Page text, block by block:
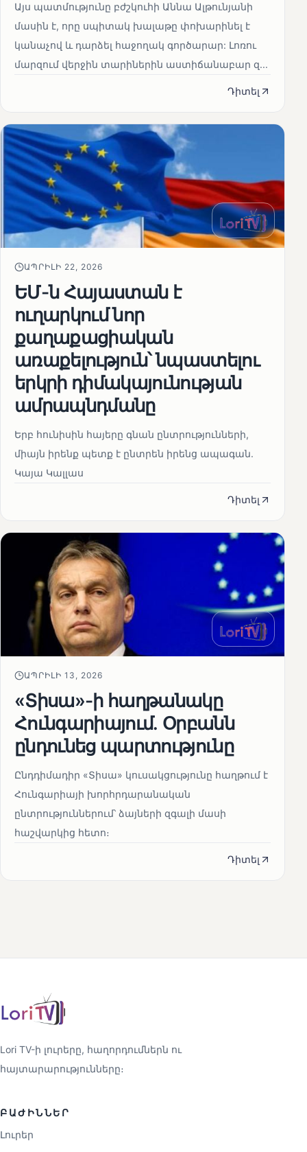
Այս պատմությունը բժշկուհի Աննա Ալթունյանի
մասին է, որը սպիտակ խալաթը փոխարինել է
կանաչով և դարձել հաջողակ գործարար: Լոռու
մարզում վերջին տարիներին աստիճանաբար զ...
Դիտել
ԱՊՐԻԼԻ 22, 2026
ԵՄ-ն Հայաստան է
ուղարկում նոր
քաղաքացիական
առաքելություն՝ նպաստելու
երկրի դիմակայունության
ամրապնդմանը
Երբ հունիսին հայերը գնան ընտրությունների,
միայն իրենք պետք է ընտրեն իրենց ապագան.
Կայա Կալլաս
Դիտել
ԱՊՐԻԼԻ 13, 2026
«Տիսա»-ի հաղթանակը
Հունգարիայում․ Օրբանն
ընդունեց պարտությունը
Ընդդիմադիր «Տիսա» կուսակցությունը հաղթում է
Հունգարիայի խորհրդարանական
ընտրություններում՝ ձայների զգալի մասի
հաշվարկից հետո։
Դիտել
Lori TV-ի լուրերը, հաղորդումներն ու
հայտարարությունները։
ԲԱԺԻՆՆԵՐ
Լուրեր